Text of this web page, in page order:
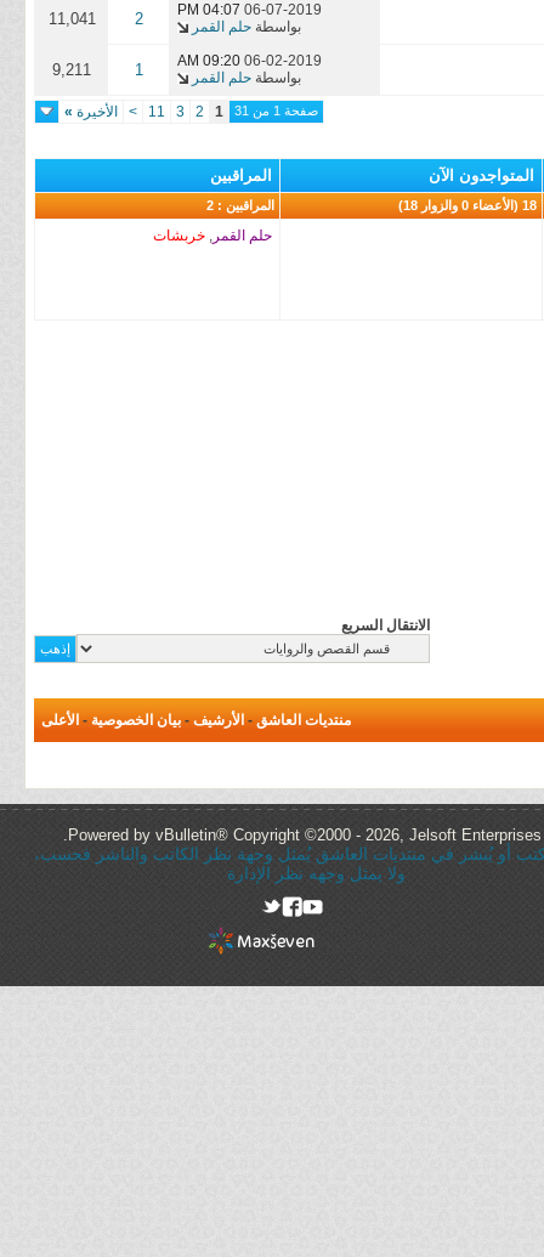
06-07-2019
04:07 PM
بواسطة حلم القمر 2
11,041
06-02-2019
09:20 AM
بواسطة حلم القمر 1
9,211
صفحة 1 من 31 1
2
3
11
> الأخيرة »
المتواجدون الآن المراقبين
18 (الأعضاء 0 والزوار 18) المراقبين : 2
حلم القمر , خربشات
الانتقال السريع
منتديات العاشق - الأرشيف - بيان الخصوصية - الأعلى
Powered by vBulletin® Copyright ©2000 - 2026, Jelsoft Enterprises
أو يُنشر في منتديات العاشق يُمثل وجهة نظر الكاتب والناشر فحسب،
ولا يمثل وجهه نظر الإدارة